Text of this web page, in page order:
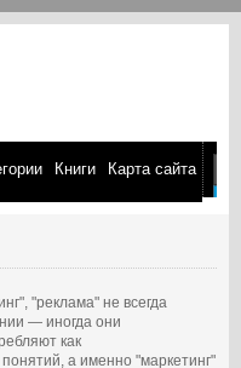
Книги Карта сайта
"реклама" не всегда
— иногда они
как
а именно "маркетинг"